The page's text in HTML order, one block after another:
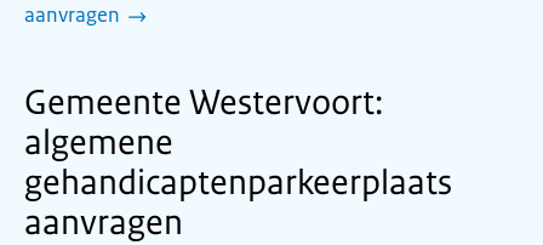
aanvragen
Gemeente Westervoort:
algemene
gehandicaptenparkeerplaats
aanvragen